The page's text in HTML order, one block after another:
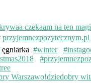
przyjemnezpozytecznym.pl
ęgniarka #winter